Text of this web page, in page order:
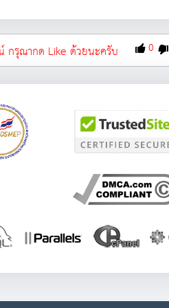
กรุณากด Like ด้วยนะครับ 0